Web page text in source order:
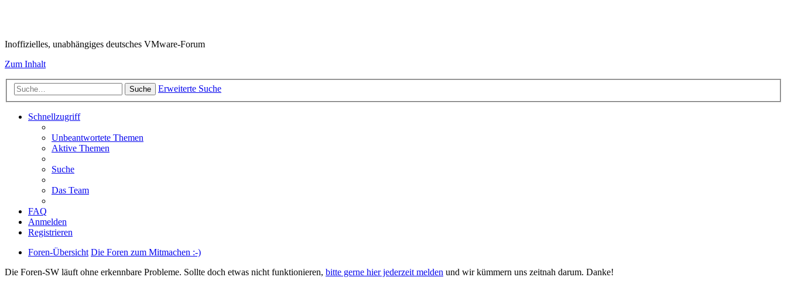
Inoffizielles, unabhängiges deutsches VMware-Forum
Zum Inhalt
Suche Erweiterte Suche
Schnellzugriff
Unbeantwortete Themen
Aktive Themen
Suche
Das Team
FAQ
Anmelden
Registrieren
Foren-Übersicht Die Foren zum Mitmachen :-)
Die Foren-SW läuft ohne erkennbare Probleme. Sollte doch etwas nicht funktionieren, bitte gerne hier jederzeit melden und wir kümmern uns zeitnah darum. Danke!